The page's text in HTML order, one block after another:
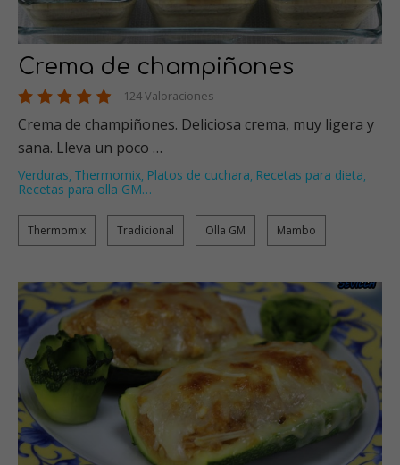
Crema de champiñones
124 Valoraciones
Crema de champiñones. Deliciosa crema, muy ligera y
sana. Lleva un poco …
Verduras, Thermomix, Platos de cuchara, Recetas para dieta,
Recetas para olla GM…
Thermomix Tradicional Olla GM Mambo